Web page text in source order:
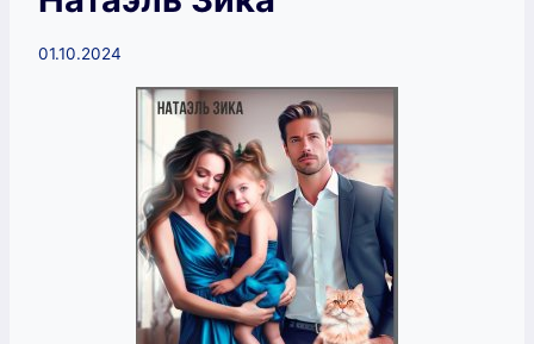
01.10.2024